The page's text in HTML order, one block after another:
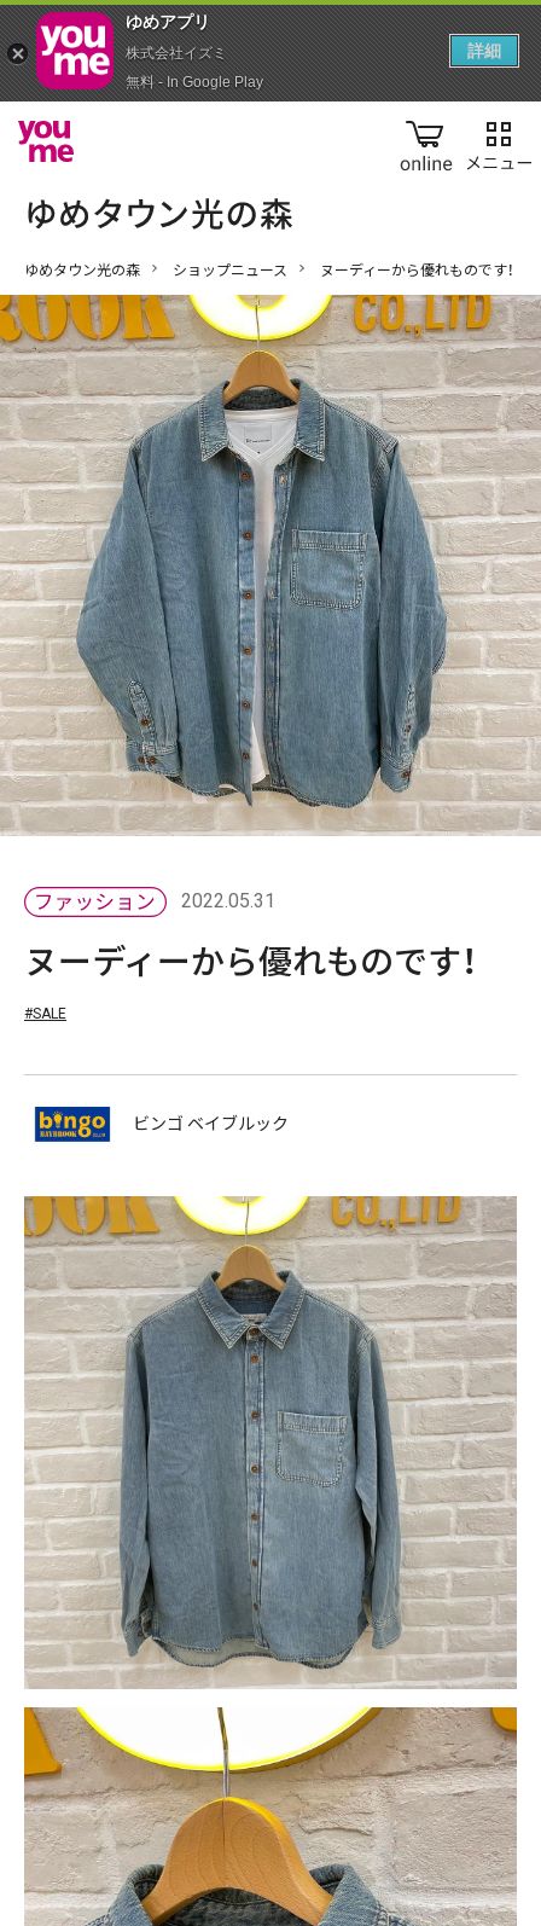
online
ゆめタウン光の森 ショップニュース ヌーディーから優れものです！
2022.05.31
ヌーディーから優れものです！
#SALE
ビンゴ ベイブルック
ゆめアプ‪リ‬
株式会社イズミ
無料 - In Google Play
詳細